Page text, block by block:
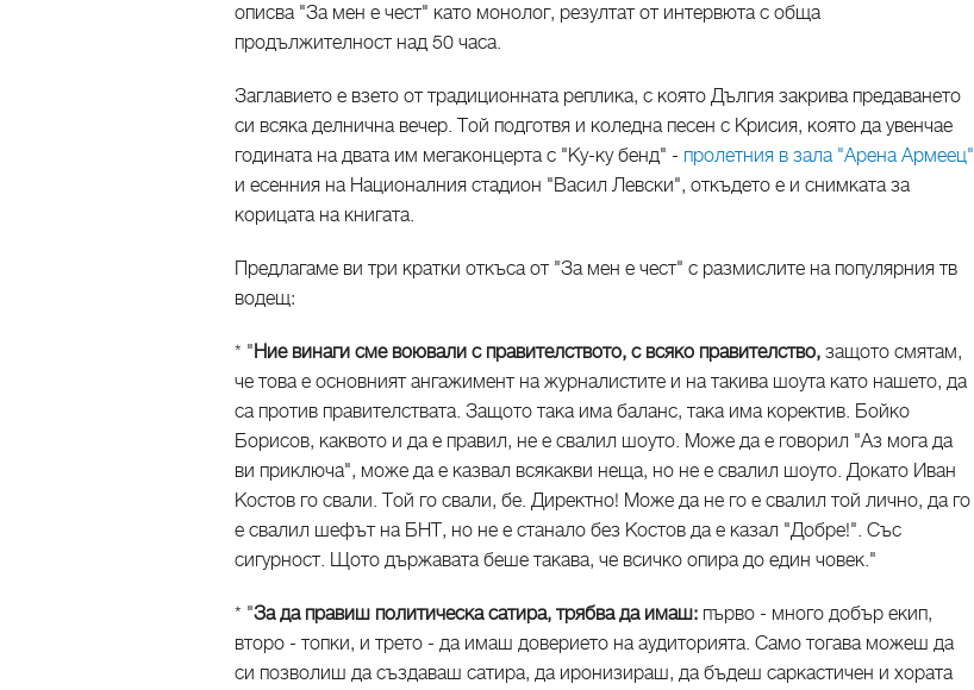
описва "За мен е чест" като монолог, резултат от интервюта с обща
продължителност над 50 часа.
Заглавието е взето от традиционната реплика, с която Дългия закрива предаването
си всяка делнична вечер. Той подготвя и коледна песен с Крисия, която да увенчае
годината на двата им мегаконцерта с "Ку-ку бенд" - пролетния в зала "Арена Армеец"
и есенния на Националния стадион "Васил Левски", откъдето е и снимката за
корицата на книгата.
Предлагаме ви три кратки откъса от "За мен е чест" с размислите на популярния тв
водещ:
* "Ние винаги сме воювали с правителството, с всяко правителство, защото смятам,
че това е основният ангажимент на журналистите и на такива шоута като нашето, да
са против правителствата. Защото така има баланс, така има коректив. Бойко
Борисов, каквото и да е правил, не е свалил шоуто. Може да е говорил "Аз мога да
ви приключа", може да е казвал всякакви неща, но не е свалил шоуто. Докато Иван
Костов го свали. Той го свали, бе. Директно! Може да не го е свалил той лично, да го
е свалил шефът на БНТ, но не е станало без Костов да е казал "Добре!". Със
сигурност. Щото държавата беше такава, че всичко опира до един човек."
* "За да правиш политическа сатира, трябва да имаш: първо - много добър екип,
второ - топки, и трето - да имаш доверието на аудиторията. Само тогава можеш да
си позволиш да създаваш сатира, да иронизираш, да бъдеш саркастичен и хората